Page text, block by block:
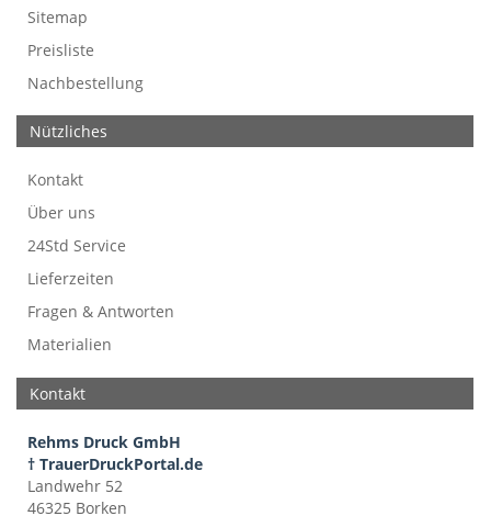
Sitemap
Preisliste
Nachbestellung
Nützliches
Kontakt
Über uns
24Std Service
Lieferzeiten
Fragen & Antworten
Materialien
Kontakt
Rehms Druck GmbH
† TrauerDruckPortal.de
Landwehr 52
46325 Borken